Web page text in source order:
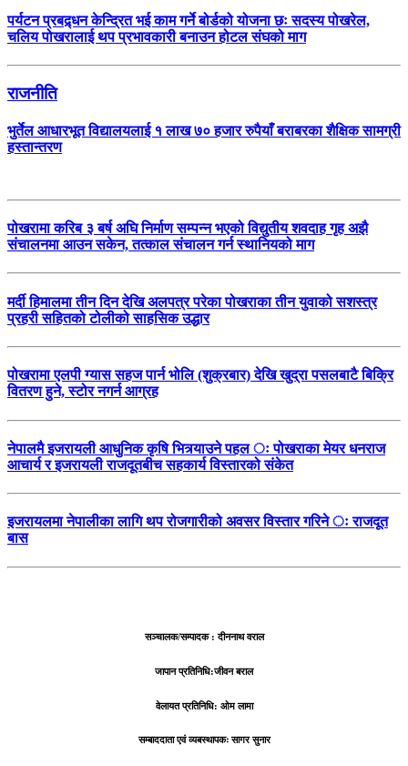
पर्यटन प्रबद्र्धन केन्द्रित भई काम गर्ने बोर्डको योजना छः सदस्य पोखरेल,
चलिय पोखरालाई थप प्रभावकारी बनाउन होटल संघको माग
राजनीति
भुर्तेल आधारभूत विद्यालयलाई १ लाख ७० हजार रुपैयाँ बराबरका शैक्षिक सामग्री
हस्तान्तरण
पोखरामा करिब ३ बर्ष अघि निर्माण सम्पन्न भएको विद्युतीय शवदाह गृह अझै
संचालनमा आउन सकेन, तत्काल संचालन गर्न स्थानियको माग
मर्दी हिमालमा तीन दिन देखि अलपत्र परेका पोखराका तीन युवाको सशस्त्र
प्रहरी सहितको टोलीको साहसिक उद्धार
पोखरामा एलपी ग्यास सहज पार्न भोलि (शुक्रबार) देखि खुद्रा पसलबाटै बिक्रि
वितरण हुने, स्टोर नगर्न आग्रह
नेपालमै इजरायली आधुनिक कृषि भित्र्याउने पहल ः पोखराका मेयर धनराज
आचार्य र इजरायली राजदूतबीच सहकार्य विस्तारको संकेत
इजरायलमा नेपालीका लागि थप रोजगारीको अवसर विस्तार गरिने ः राजदूत
बास
सञ्चालक/सम्पादक : दीननाथ वराल
जापान प्रतिनिधि:जीवन बराल
वेलायत प्रतिनिधि: ओम लामा
सम्बाददाता एवं व्यबस्थापकः सागर सुनार